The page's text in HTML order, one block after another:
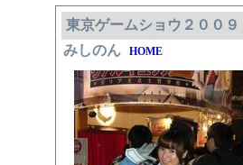
東京ゲームショウ２００９
みしのん
HOME